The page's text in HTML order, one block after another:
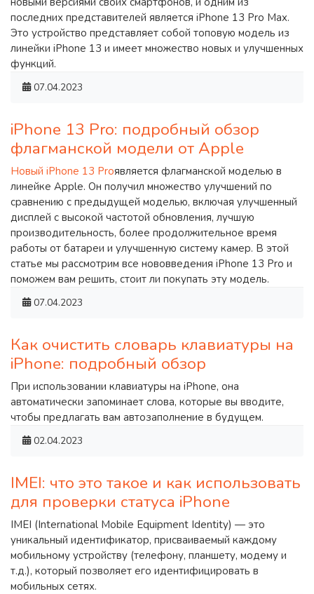
последних представителей является iPhone 13 Pro Max.
Это устройство представляет собой топовую модель из
линейки iPhone 13 и имеет множество новых и улучшенных
функций.
07.04.2023
iPhone 13 Pro: подробный обзор
флагманской модели от Apple
Новый iPhone 13 Proявляется флагманской моделью в
линейке Apple. Он получил множество улучшений по
сравнению с предыдущей моделью, включая улучшенный
дисплей с высокой частотой обновления, лучшую
производительность, более продолжительное время
работы от батареи и улучшенную систему камер. В этой
статье мы рассмотрим все нововведения iPhone 13 Pro и
поможем вам решить, стоит ли покупать эту модель.
07.04.2023
Как очистить словарь клавиатуры на
iPhone: подробный обзор
При использовании клавиатуры на iPhone, она
автоматически запоминает слова, которые вы вводите,
чтобы предлагать вам автозаполнение в будущем.
02.04.2023
IMEI: что это такое и как использовать
для проверки статуса iPhone
IMEI (International Mobile Equipment Identity) — это
уникальный идентификатор, присваиваемый каждому
мобильному устройству (телефону, планшету, модему и
т.д.), который позволяет его идентифицировать в
мобильных сетях.